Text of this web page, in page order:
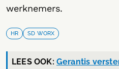
werknemers.
HR SD WORX
LEES OOK: Gerantis